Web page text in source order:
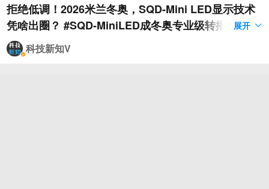
拒绝低调！2026米兰冬奥，SQD-Mini LED显示技术
凭啥出圈？ #SQD-MiniLED成冬奥专业级转播显示设
展开
科技新知V